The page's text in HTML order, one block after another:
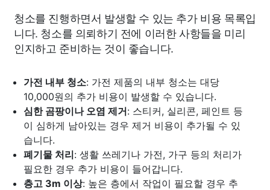
청소를 진행하면서 발생할 수 있는 추가 비용 목록입
니다. 청소를 의뢰하기 전에 이러한 사항들을 미리
인지하고 준비하는 것이 좋습니다.
가전 내부 청소: 가전 제품의 내부 청소는 대당
10,000원의 추가 비용이 발생할 수 있습니다.
심한 곰팡이나 오염 제거: 스티커, 실리콘, 페인트 등
이 심하게 남아있는 경우 제거 비용이 추가될 수 있
습니다.
폐기물 처리: 생활 쓰레기나 가전, 가구 등의 처리가
필요한 경우 추가 비용이 들어갑니다.
층고 3m 이상: 높은 층에서 작업이 필요할 경우 추